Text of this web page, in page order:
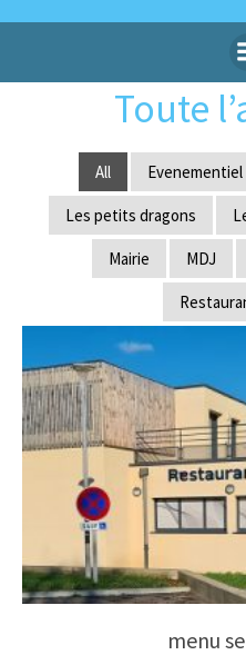
Toute
All Evenementiel
Les petits dragons
Mairie MDJ
menu